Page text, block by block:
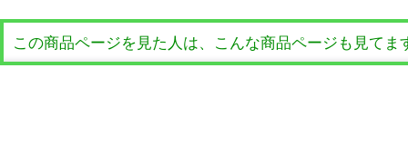
この商品ページを見た人は、こんな商品ページも見てま